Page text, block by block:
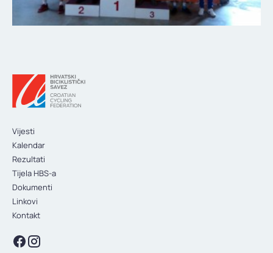
Vijesti
Kalendar
Rezultati
Tijela HBS-a
Dokumenti
Linkovi
Kontakt